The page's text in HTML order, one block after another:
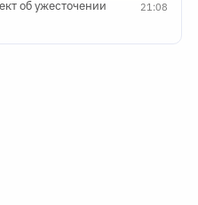
21:08
об ужесточении